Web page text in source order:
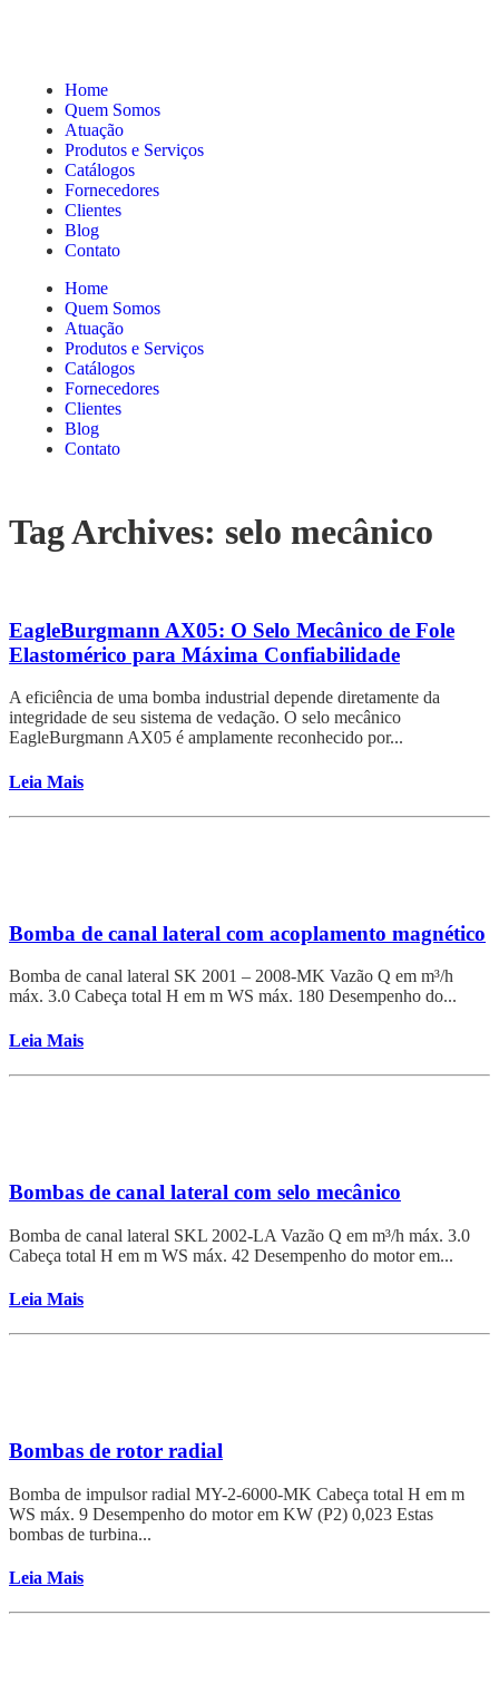
Home
Quem Somos
Atuação
Produtos e Serviços
Catálogos
Fornecedores
Clientes
Blog
Contato
Home
Quem Somos
Atuação
Produtos e Serviços
Catálogos
Fornecedores
Clientes
Blog
Contato
Tag Archives: selo mecânico
EagleBurgmann AX05: O Selo Mecânico de Fole
Elastomérico para Máxima Confiabilidade
A eficiência de uma bomba industrial depende diretamente da
integridade de seu sistema de vedação. O selo mecânico
EagleBurgmann AX05 é amplamente reconhecido por...
Leia Mais
Bomba de canal lateral com acoplamento magnético
Bomba de canal lateral SK 2001 – 2008-MK Vazão Q em m³/h
máx. 3.0 Cabeça total H em m WS máx. 180 Desempenho do...
Leia Mais
Bombas de canal lateral com selo mecânico
Bomba de canal lateral SKL 2002-LA Vazão Q em m³/h máx. 3.0
Cabeça total H em m WS máx. 42 Desempenho do motor em...
Leia Mais
Bombas de rotor radial
Bomba de impulsor radial MY-2-6000-MK Cabeça total H em m
WS máx. 9 Desempenho do motor em KW (P2) 0,023 Estas
bombas de turbina...
Leia Mais